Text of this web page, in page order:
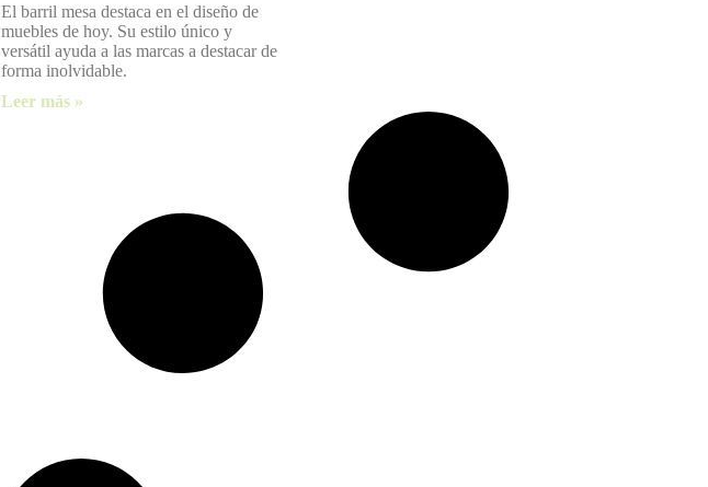
El barril mesa destaca en el diseño de
muebles de hoy. Su estilo único y
versátil ayuda a las marcas a destacar de
forma inolvidable.
Leer más »